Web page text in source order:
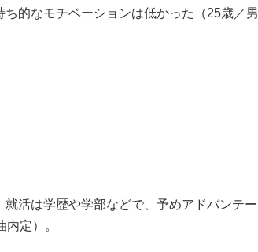
的なモチベーションは低かった（25歳／男
活は学歴や学部などで、予めアドバンテー
定）。